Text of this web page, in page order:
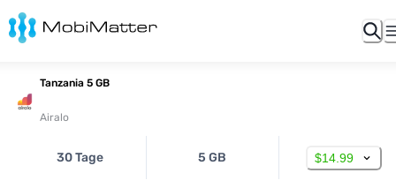
Tanzania 5 GB
Airalo
30 Tage 5 GB $14.99